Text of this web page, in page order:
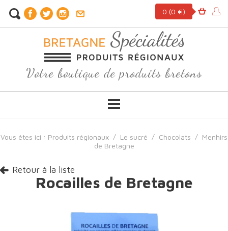
Votre boutique de produits bretons
0 (0 €)
Vous êtes ici : Produits régionaux / Le sucré / Chocolats / Menhirs
de Bretagne
Retour à la liste
Rocailles de Bretagne